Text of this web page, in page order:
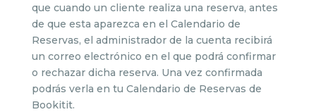
que cuando un cliente realiza una reserva, antes
de que esta aparezca en el Calendario de
Reservas, el administrador de la cuenta recibirá
un correo electrónico en el que podrá confirmar
o rechazar dicha reserva. Una vez confirmada
podrás verla en tu Calendario de Reservas de
Bookitit.